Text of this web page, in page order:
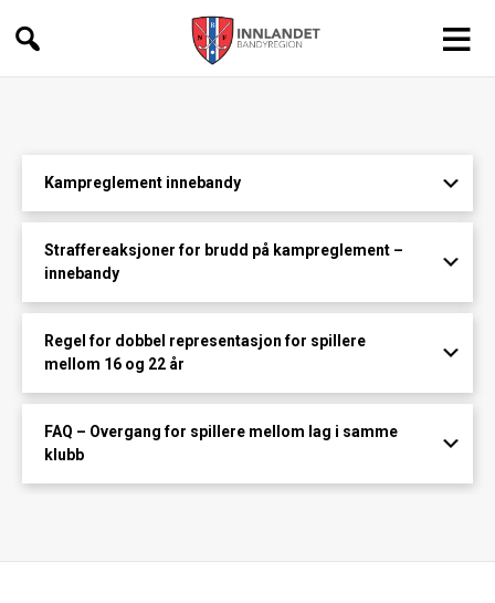
Innlandet
Kampreglement innebandy
Straffereaksjoner for brudd på kampreglement –
innebandy
Regel for dobbel representasjon for spillere
mellom 16 og 22 år
FAQ – Overgang for spillere mellom lag i samme
klubb